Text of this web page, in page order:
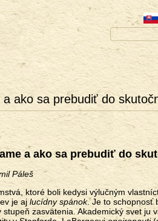
ako sa prebudiť do
a ako sa prebudiť do
Páleš
ktoré boli kedysi výlučným
je aj lucídny spánok. Je to schopnosť
zasvätenia. Akademický svet ju